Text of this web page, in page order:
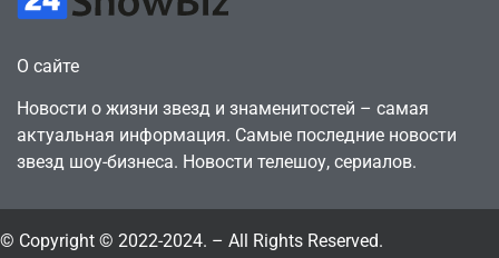
О сайте
Новости о жизни звезд и знаменитостей – самая
актуальная информация. Самые последние новости
звезд шоу-бизнеса. Новости телешоу, сериалов.
© Copyright © 2022-2024. – All Rights Reserved.